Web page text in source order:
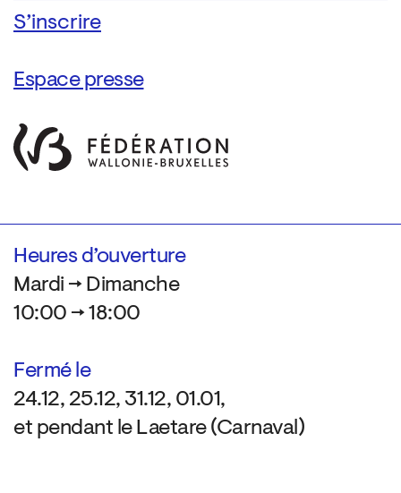
Espace presse
Heures d’ouverture
Mardi → Dimanche
10:00 → 18:00
Fermé le
24.12, 25.12, 31.12, 01.01,
et pendant le Laetare (Carnaval)